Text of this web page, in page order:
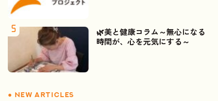
🌿美と健康コラム～無心になる
時間が、心を元気にする～